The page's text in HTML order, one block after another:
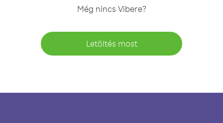
Még nincs Vibere?
Letöltés most